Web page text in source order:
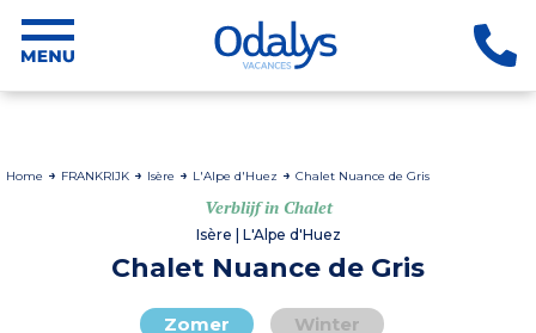
Home FRANKRIJK Isère L'Alpe d'Huez Chalet Nuance de Gris
Verblijf in Chalet
Isère | L'Alpe d'Huez
Chalet Nuance de Gris
Zomer Winter